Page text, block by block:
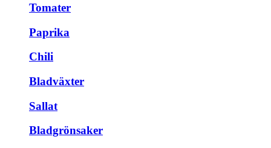
Tomater
Paprika
Chili
Bladväxter
Sallat
Bladgrönsaker